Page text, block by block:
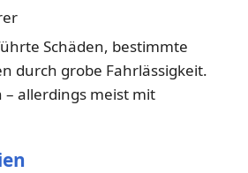
Schäden, bestimmte
durch grobe Fahrlässigkeit.
allerdings meist mit